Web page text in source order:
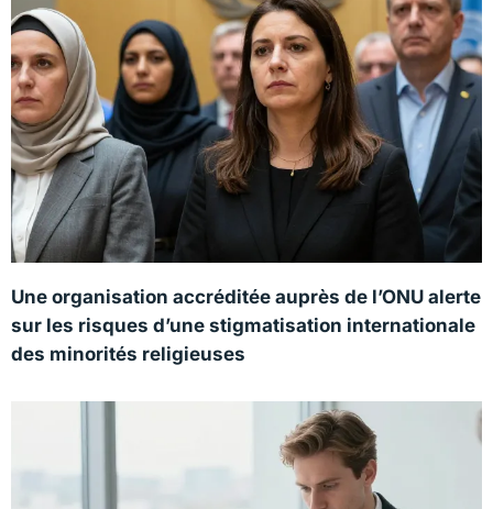
Une organisation accréditée auprès de l’ONU alerte
sur les risques d’une stigmatisation internationale
des minorités religieuses